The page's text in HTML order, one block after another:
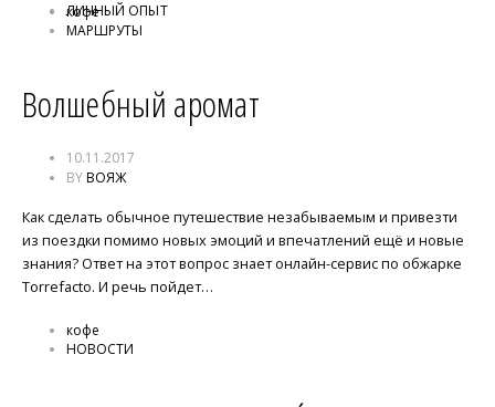
ЛИЧНЫЙ ОПЫТ
МАРШРУТЫ
кофе
Волшебный аромат
10.11.2017
BYВОЯЖ
Как сделать обычное путешествие незабываемым и привезти
из поездки помимо новых эмоций и впечатлений ещё и новые
знания? Ответ на этот вопрос знает онлайн-сервис по обжарке
Torrefacto. И речь пойдет…
НОВОСТИ
кофе